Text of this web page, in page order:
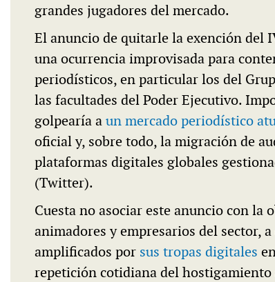
grandes jugadores del mercado.
El anuncio de quitarle la exención del
una ocurrencia improvisada para
periodísticos, en particular los del
las facultades del Poder Ejecutivo.
golpearía aun mercado periodístico
oficial y, sobre todo, la migración de
plataformas digitales globales
(Twitter).
Cuesta no asociar este anuncio con
animadores y empresarios del sector,
amplificados por sus tropas digitales
repetición cotidiana del